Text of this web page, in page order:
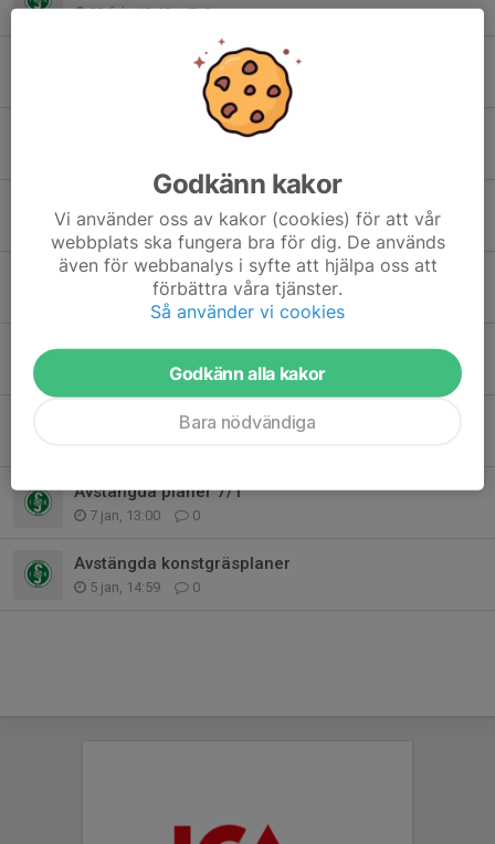
23 feb, 13:49 0
Hos oss kan du använda Fritidskortet
0
Avstängda planer 6-8 februari
25 jan, 07:05 0
Inför lördagens träningar på konstgräsplanerna
23 jan, 16:28 0
Årsmöte 2026
20 jan, 10:29 0
Avstängda planer 13/1
Avstängda planer 7/1
7 jan, 13:00 0
Avstängda konstgräsplaner
5 jan, 14:59 0
Godkänn kakor
Vi använder oss av kakor (cookies) för att vår
webbplats ska fungera bra för dig. De används
även för webbanalys i syfte att hjälpa oss att
förbättra våra tjänster.
Så använder vi cookies
Godkänn alla kakor
Bara nödvändiga